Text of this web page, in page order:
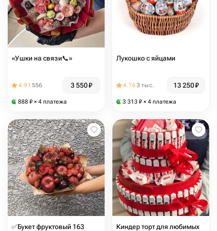
«Ушки на связи📞»
4.91 556 3 550₽
888 ₽ × 4 платежа
Лукошко с яйцами
4.763 тыс. 13 250₽
3 313 ₽ × 4 платежа
✅Букет фруктовый 163 Киндер торт для любимых